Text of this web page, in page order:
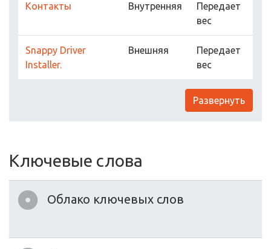
Контакты Внутренняя
Передает
вес
Snappy Driver
Installer.
Внешняя
Передает
вес
Развернуть
Ключевые слова
Облако ключевых слов